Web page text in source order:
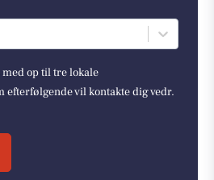
op til tre lokale
efterfølgende vil kontakte dig vedr.